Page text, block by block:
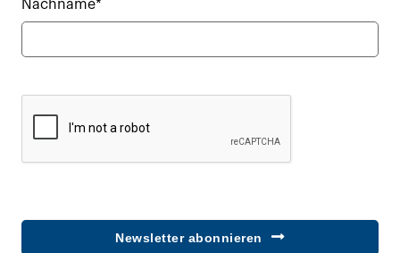
Nachname*
Newsletter abonnieren